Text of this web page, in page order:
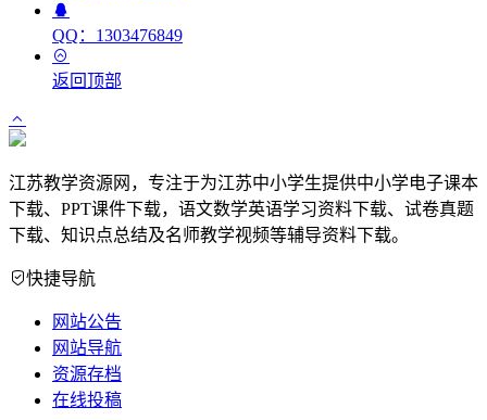
QQ：1303476849
返回顶部
江苏教学资源网，专注于为江苏中小学生提供中小学电子课本
下载、PPT课件下载，语文数学英语学习资料下载、试卷真题
下载、知识点总结及名师教学视频等辅导资料下载。
快捷导航
网站公告
网站导航
资源存档
在线投稿